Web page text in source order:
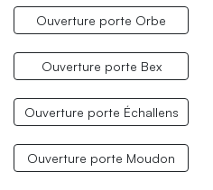
Ouverture porte Orbe
Ouverture porte Bex
Ouverture porte Échallens
Ouverture porte Moudon